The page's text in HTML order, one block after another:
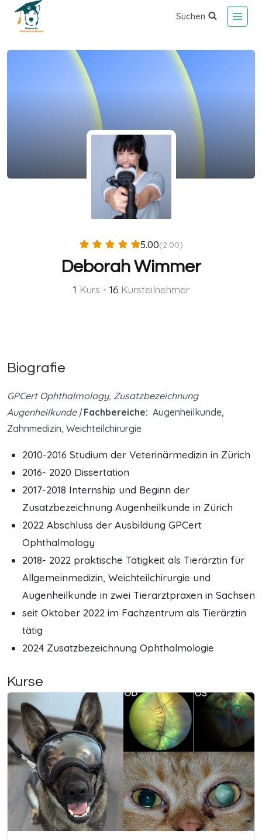
Suchen
5.00(2.00)
Deborah Wimmer
1 Kurs • 16Kursteilnehmer
Biografie
GPCert Ophthalmology, Zusatzbezeichnung
Augenheilkunde |Fachbereiche: Augenheilkunde,
Zahnmedizin, Weichteilchirurgie
2010-2016 Studium der Veterinärmedizin in Zürich
2016- 2020 Dissertation
2017-2018 Internship und Beginn der
Zusatzbezeichnung Augenheilkunde in Zürich
2022 Abschluss der Ausbildung GPCert
Ophthalmology
2018- 2022 praktische Tätigkeit als Tierärztin für
Allgemeinmedizin, Weichteilchirurgie und
Augenheilkunde in zwei Tierarztpraxen in Sachsen
seit Oktober 2022 im Fachzentrum als Tierärztin
tätig
2024 Zusatzbezeichnung Ophthalmologie
Kurse